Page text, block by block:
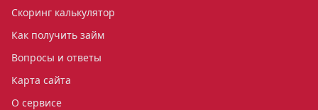
Скоринг калькулятор
Как получить займ
Вопросы и ответы
Карта сайта
О сервисе